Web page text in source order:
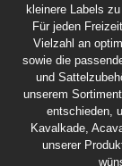
kleinere Labels
Für jeden
Vielzahl an
sowie die
und
unserem
entschieden,
Kavalkade,
unserer